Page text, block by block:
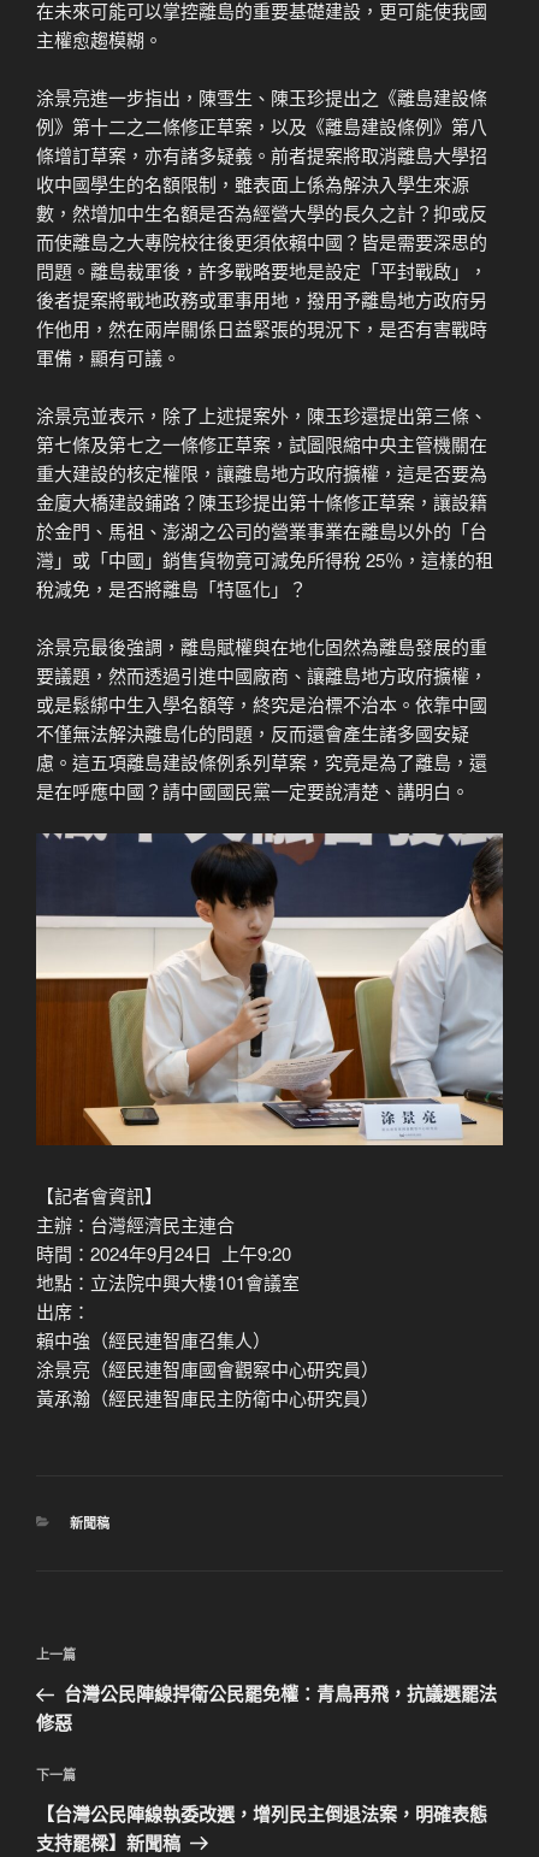
在未來可能可以掌控離島的重要基礎建設，更可能使我國
主權愈趨模糊。
涂景亮進一步指出，陳雪生、陳玉珍提出之《離島建設條
例》第十二之二條修正草案，以及《離島建設條例》第八
條增訂草案，亦有諸多疑義。前者提案將取消離島大學招
收中國學生的名額限制，雖表面上係為解決入學生來源
數，然增加中生名額是否為經營大學的長久之計？抑或反
而使離島之大專院校往後更須依賴中國？皆是需要深思的
問題。離島裁軍後，許多戰略要地是設定「平封戰啟」，
後者提案將戰地政務或軍事用地，撥用予離島地方政府另
作他用，然在兩岸關係日益緊張的現況下，是否有害戰時
軍備，顯有可議。
涂景亮並表示，除了上述提案外，陳玉珍還提出第三條、
第七條及第七之一條修正草案，試圖限縮中央主管機關在
重大建設的核定權限，讓離島地方政府擴權，這是否要為
金廈大橋建設鋪路？陳玉珍提出第十條修正草案，讓設籍
於金門、馬祖、澎湖之公司的營業事業在離島以外的「台
灣」或「中國」銷售貨物竟可減免所得稅 25％，這樣的租
稅減免，是否將離島「特區化」？
涂景亮最後強調，離島賦權與在地化固然為離島發展的重
要議題，然而透過引進中國廠商、讓離島地方政府擴權，
或是鬆綁中生入學名額等，終究是治標不治本。依靠中國
不僅無法解決離島化的問題，反而還會產生諸多國安疑
慮。這五項離島建設條例系列草案，究竟是為了離島，還
是在呼應中國？請中國國民黨一定要說清楚、講明白。
【記者會資訊】
主辦：台灣經濟民主連合
時間：2024年9月24日 ​ 上午9:20
地點：立法院中興大樓101會議室
出席：
賴中強（經民連智庫召集人）
涂景亮（經民連智庫國會觀察中心研究員）
黃承瀚（經民連智庫民主防衛中心研究員）
分
新聞稿
文
導
覽
上
一
篇
章
上一篇
台灣公民陣線捍衛公民罷免權：青鳥再飛，抗議選罷法
修惡
下
一
篇
下一篇
【台灣公民陣線執委改選，增列民主倒退法案，明確表態
支持罷樑】新聞稿